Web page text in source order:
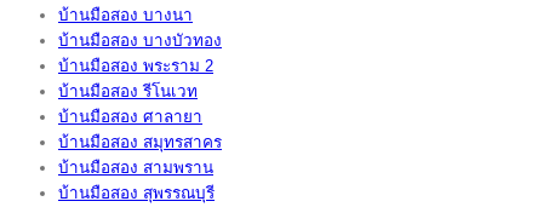
บ้านมือสอง บางนา
บ้านมือสอง บางบัวทอง
บ้านมือสอง พระราม 2
บ้านมือสอง รีโนเวท
บ้านมือสอง ศาลายา
บ้านมือสอง สมุทรสาคร
บ้านมือสอง สามพราน
บ้านมือสอง สุพรรณบุรี